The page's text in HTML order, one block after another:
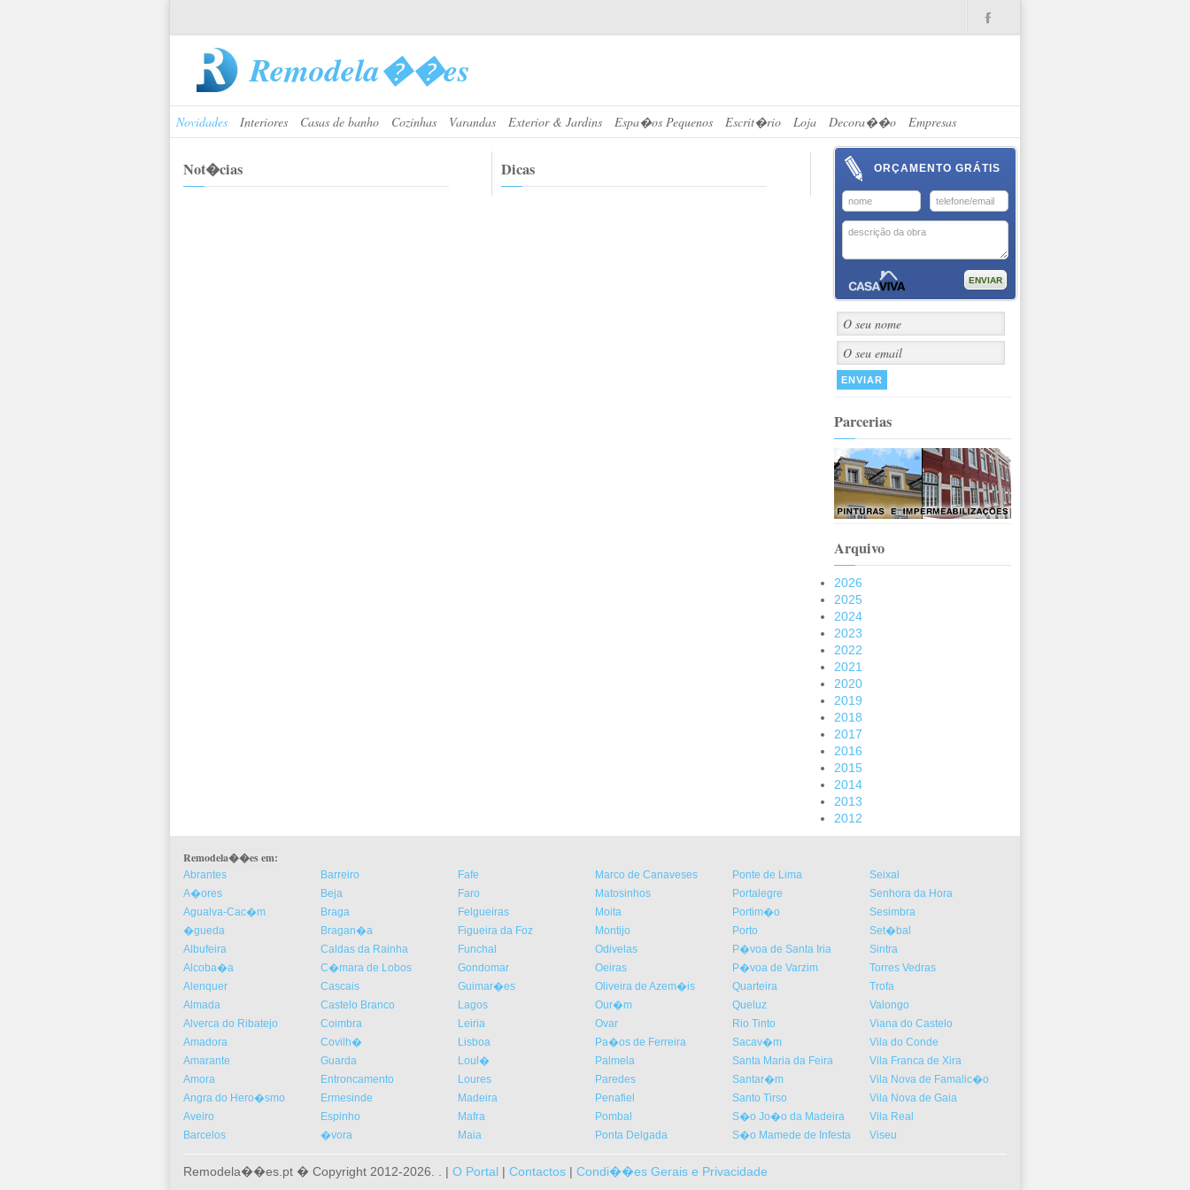
Remodela��es
Novidades Interiores Casas de banho Cozinhas Varandas Exterior & Jardins Espa�os Pequenos Escrit�rio Loja Decora��o Empresas
Not�cias Dicas ORÇAMENTO GRÁTIS
Parcerias
Arquivo
2026
2025
2024
2023
2022
2021
2020
2019
2018
2017
2016
2015
2014
2013
2012
Remodela��es em:
Abrantes
A�ores
Agualva-Cac�m
�gueda
Albufeira
Alcoba�a
Alenquer
Almada
Alverca do Ribatejo
Amadora
Amarante
Amora
Angra do Hero�smo
Aveiro
Barcelos
Barreiro
Beja
Braga
Bragan�a
Caldas da Rainha
C�mara de Lobos
Cascais
Castelo Branco
Coimbra
Covilh�
Guarda
Entroncamento
Ermesinde
Espinho
�vora
Fafe
Faro
Felgueiras
Figueira da Foz
Funchal
Gondomar
Guimar�es
Lagos
Leiria
Lisboa
Loul�
Loures
Madeira
Mafra
Maia
Marco de Canaveses
Matosinhos
Moita
Montijo
Odivelas
Oeiras
Oliveira de Azem�is
Our�m
Ovar
Pa�os de Ferreira
Palmela
Paredes
Penafiel
Pombal
Ponta Delgada
Ponte de Lima
Portalegre
Portim�o
Porto
P�voa de Santa Iria
P�voa de Varzim
Quarteira
Queluz
Rio Tinto
Sacav�m
Santa Maria da Feira
Santar�m
Santo Tirso
S�o Jo�o da Madeira
S�o Mamede de Infesta
Seixal
Senhora da Hora
Sesimbra
Set�bal
Sintra
Torres Vedras
Trofa
Valongo
Viana do Castelo
Vila do Conde
Vila Franca de Xira
Vila Nova de Famalic�o
Vila Nova de Gaia
Vila Real
Viseu
Remodela��es.pt � Copyright 2012-2026. . | O Portal | Contactos | Condi��es Gerais e Privacidade